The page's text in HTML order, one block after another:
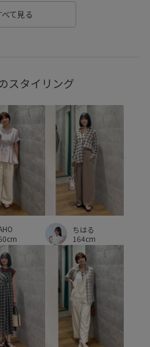
きちんと感
らっとした風合い
オケージョン
アル カーゴパンツ
リアツイル グリーン
ステナブル シアー
シンプルコーデ
せ ジーンズ
スタンドネック
セットアップ ソックス
チャコール ツイル生地
ノーカラージャケット
ォーマルシーン フリル
べて見る
スタイリング
ちはる
164cm